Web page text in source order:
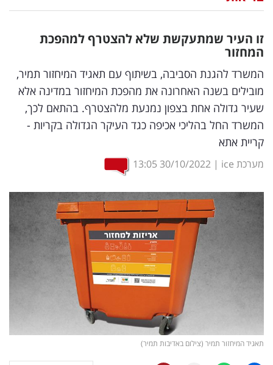
דיגיטל
וטק
שיווק
ופרסום
משפט
ומחקרים
דעות
עסקית
זו העיר שמתעקשת שלא להצטרף למהפכת
המחזור
המשרד להגנת הסביבה, בשיתוף עם תאגיד המיחזור תמיר,
מובילים בשנה האחרונה את מהפכת המיחזור במדינה אלא
שעיר גדולה אחת בצפון נמנעת מלהצטרף. בהתאם לכך,
המשרד החל בהליכי אכיפה כגד העיקר הגדולה בקריות -
קריית אתא
מערכת ice |
30/10/2022
13:05
תאגיד המיחזור תמיר (צילום באדיבות תמיר)